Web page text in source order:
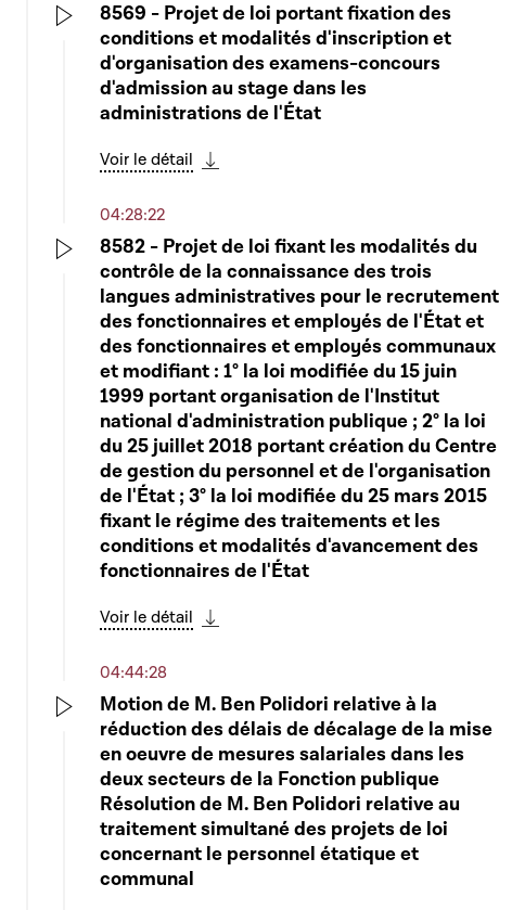
8569 - Projet de loi portant fixation des
conditions et modalités d'inscription et
d'organisation des examens-concours
d'admission au stage dans les
administrations de l'État
Voir le détail
04:28:22
8582 - Projet de loi fixant les modalités du
contrôle de la connaissance des trois
langues administratives pour le recrutement
des fonctionnaires et employés de l'État et
des fonctionnaires et employés communaux
et modifiant : 1° la loi modifiée du 15 juin
1999 portant organisation de l'Institut
national d'administration publique ; 2° la loi
du 25 juillet 2018 portant création du Centre
de gestion du personnel et de l'organisation
de l'État ; 3° la loi modifiée du 25 mars 2015
fixant le régime des traitements et les
conditions et modalités d'avancement des
fonctionnaires de l'État
Voir le détail
Play
04:44:28
Motion de M. Ben Polidori relative à la
réduction des délais de décalage de la mise
en oeuvre de mesures salariales dans les
deux secteurs de la Fonction publique
Résolution de M. Ben Polidori relative au
traitement simultané des projets de loi
concernant le personnel étatique et
communal
Play